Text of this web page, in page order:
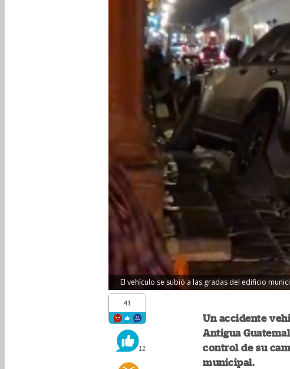
El vehículo se subió a las gradas del edificio
41
12
Un accidente
Antigua
control de su
municipal.